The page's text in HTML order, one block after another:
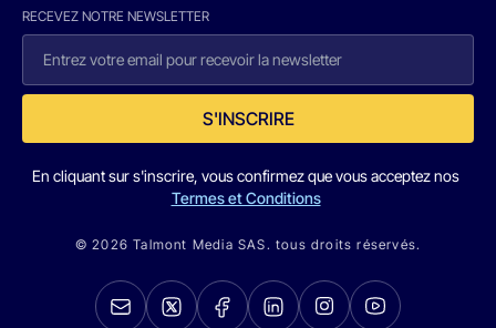
RECEVEZ NOTRE NEWSLETTER
S'INSCRIRE
En cliquant sur s'inscrire, vous confirmez que vous acceptez nos
Termes et Conditions
© 2026 Talmont Media SAS. tous droits réservés.